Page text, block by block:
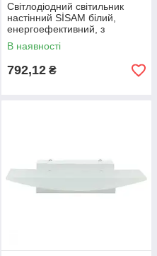
Світлодіодний світильник
настінний SİSAM білий,
енергоефективний, з
колірною температурою
4200K
В наявності
792,12 ₴